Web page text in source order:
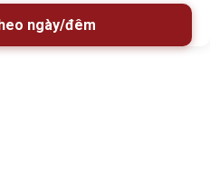
ngày/đêm